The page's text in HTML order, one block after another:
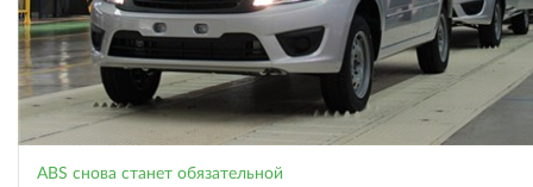
ABS снова станет обязательной